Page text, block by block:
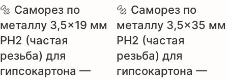
🔩 Саморез по
металлу 3,5×19 мм
PH2 (частая
резьба) для
гипсокартона —
🔩 Саморез по
металлу 3,5×35 мм
PH2 (частая
резьба) для
гипсокартона —